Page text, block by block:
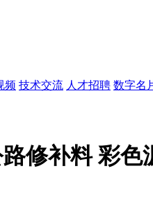
频 技术交流 人才招聘 数字名
修补料 彩色